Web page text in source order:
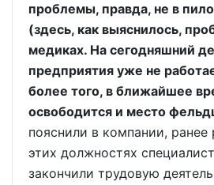
проблемы, правда, не в
(здесь, как выяснилось,
медиках. На сегодняшний
предприятия уже не
более того, в ближайшее
освободится и место
пояснили в компании, ранее
этих должностях
закончили трудовую